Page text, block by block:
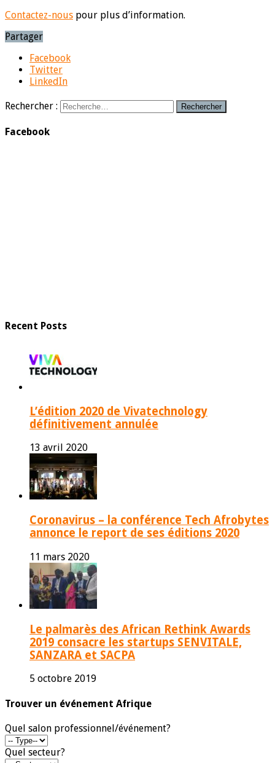
Contactez-nous pour plus d’information.
Partager
Facebook
Twitter
LinkedIn
Rechercher :
Facebook
Recent Posts
L’édition 2020 de Vivatechnology
définitivement annulée
13 avril 2020
Coronavirus – la conférence Tech Afrobytes
annonce le report de ses éditions 2020
11 mars 2020
Le palmarès des African Rethink Awards
2019 consacre les startups SENVITALE,
SANZARA et SACPA
5 octobre 2019
Trouver un événement Afrique
Quel salon professionnel/événement?
Quel secteur?